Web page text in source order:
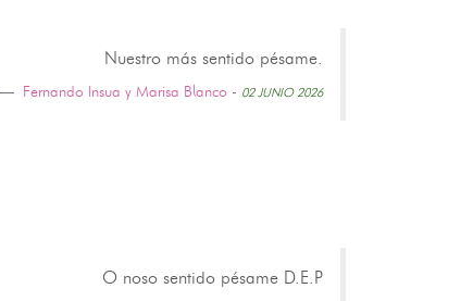
Nuestro más sentido pésame.
Fernando Insua y Marisa Blanco - 02 JUNIO 2026
O noso sentido pésame D.E.P